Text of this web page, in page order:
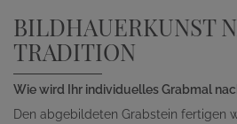
BILDHAUERKUNST
TRADITION
Wie wird Ihr individuelles Grabmal
Den abgebildeten Grabstein fertigen